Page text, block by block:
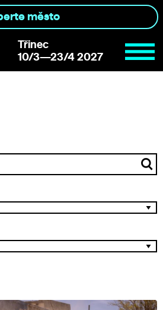
Třinec
10/3—23/4 2027